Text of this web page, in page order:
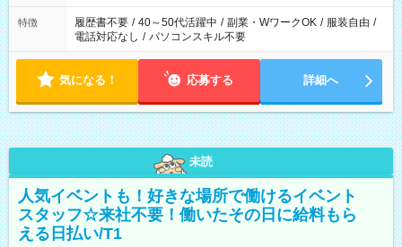
特徴 履歴書不要 / 40～50代活躍中 / 副業・WワークOK / 服装自由 /
電話対応なし / パソコンスキル不要
気になる！ 応募する 詳細へ
未読
人気イベントも！好きな場所で働けるイベント
スタッフ☆来社不要！働いたその日に給料もら
える日払い/T1